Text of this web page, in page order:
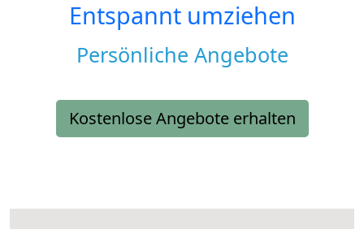
Entspannt umziehen
Persönliche Angebote
Kostenlose Angebote erhalten